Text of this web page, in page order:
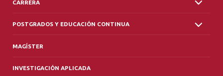
CARRERA
POSTGRADOS Y EDUCACIÓN CONTINUA
MAGÍSTER
INVESTIGACIÓN APLICADA